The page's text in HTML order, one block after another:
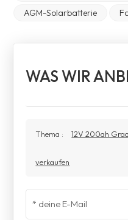
AGM-Solarbatterie
WAS WIR
Thema : 12V 200ah
verkaufen